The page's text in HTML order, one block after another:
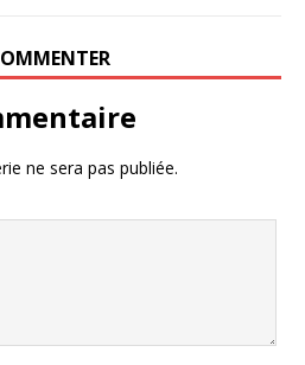
ne sera pas publiée.